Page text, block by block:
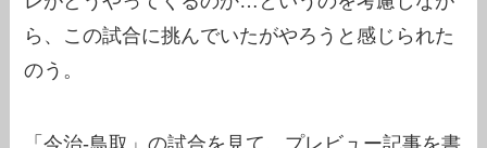
ら、この試合に挑んでいたがやろうと感じられた
のう。
「今治-鳥取」の試合を見て、プレビュー記事を書